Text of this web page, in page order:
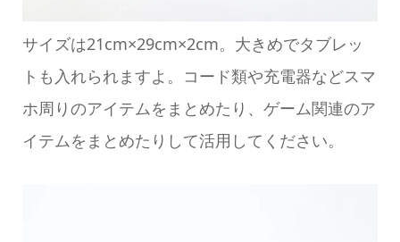
サイズは21cm×29cm×2cm。大きめでタブレッ
トも入れられますよ。コード類や充電器などスマ
ホ周りのアイテムをまとめたり、ゲーム関連のア
イテムをまとめたりして活用してください。